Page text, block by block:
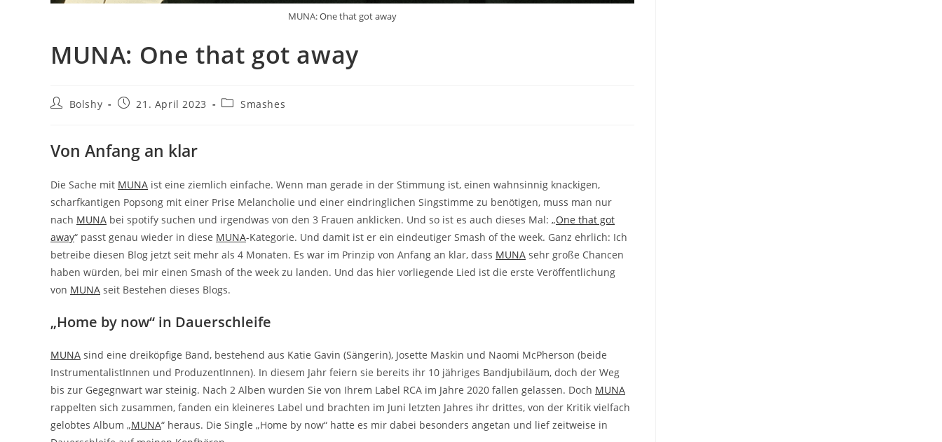
MUNA: One that got away
MUNA: One that got away
Beitrags-
Bolshy
Beitrag21. April 2023
Beitrags-
Smashes
Von Anfang an klar
Die Sache mit MUNA ist eine ziemlich einfache. Wenn man gerade in der Stimmung ist, einen wahnsinnig knackigen,
scharfkantigen Popsong mit einer Prise Melancholie und einer eindringlichen Singstimme zu benötigen, muss man nur
nach MUNA bei spotify suchen und irgendwas von den 3 Frauen anklicken. Und so ist es auch dieses Mal: „One that got
away“ passt genau wieder in diese MUNA-Kategorie. Und damit ist er ein eindeutiger Smash of the week. Ganz ehrlich: Ich
betreibe diesen Blog jetzt seit mehr als 4 Monaten. Es war im Prinzip von Anfang an klar, dass MUNA sehr große Chancen
haben würden, bei mir einen Smash of the week zu landen. Und das hier vorliegende Lied ist die erste Veröffentlichung
von MUNA seit Bestehen dieses Blogs.
„Home by now“ in Dauerschleife
MUNA sind eine dreiköpfige Band, bestehend aus Katie Gavin (Sängerin), Josette Maskin und Naomi McPherson (beide
InstrumentalistInnen und ProduzentInnen). In diesem Jahr feiern sie bereits ihr 10 jähriges Bandjubiläum, doch der Weg
bis zur Gegegnwart war steinig. Nach 2 Alben wurden Sie von Ihrem Label RCA im Jahre 2020 fallen gelassen. Doch MUNA
rappelten sich zusammen, fanden ein kleineres Label und brachten im Juni letzten Jahres ihr drittes, von der Kritik vielfach
gelobtes Album „MUNA“ heraus. Die Single „Home by now“ hatte es mir dabei besonders angetan und lief zeitweise in